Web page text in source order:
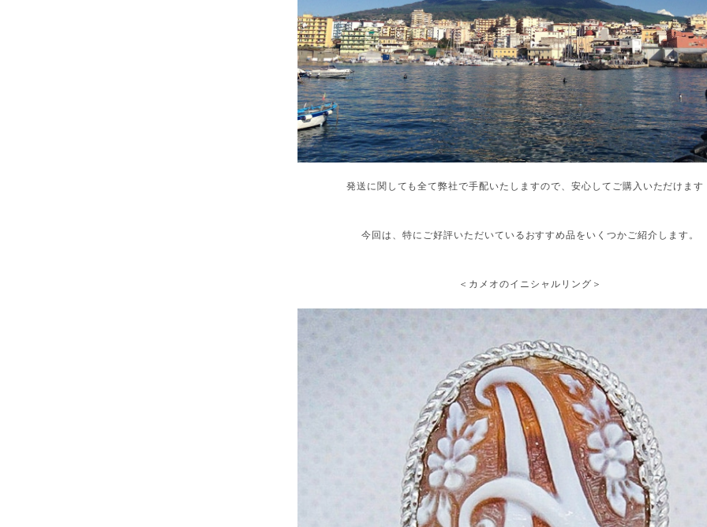
発送に関しても全て弊社で手配いたしますので、安心してご購入いただけます
今回は、特にご好評いただいているおすすめ品をいくつかご紹介します。
＜カメオのイニシャルリング＞